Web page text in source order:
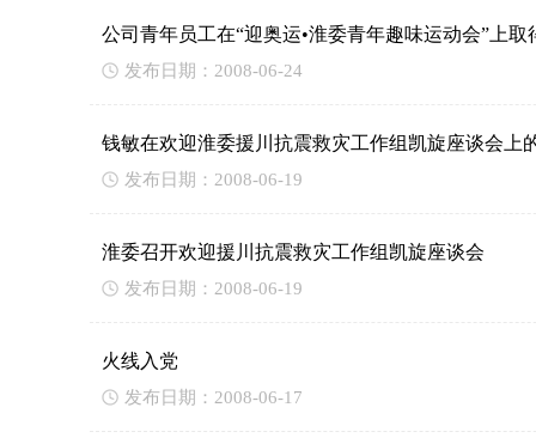
公司青年员工在“迎奥运•淮委青年趣味运动会”上取
发布日期：2008-06-24
钱敏在欢迎淮委援川抗震救灾工作组凯旋座谈会上
发布日期：2008-06-19
淮委召开欢迎援川抗震救灾工作组凯旋座谈会
发布日期：2008-06-19
火线入党
发布日期：2008-06-17